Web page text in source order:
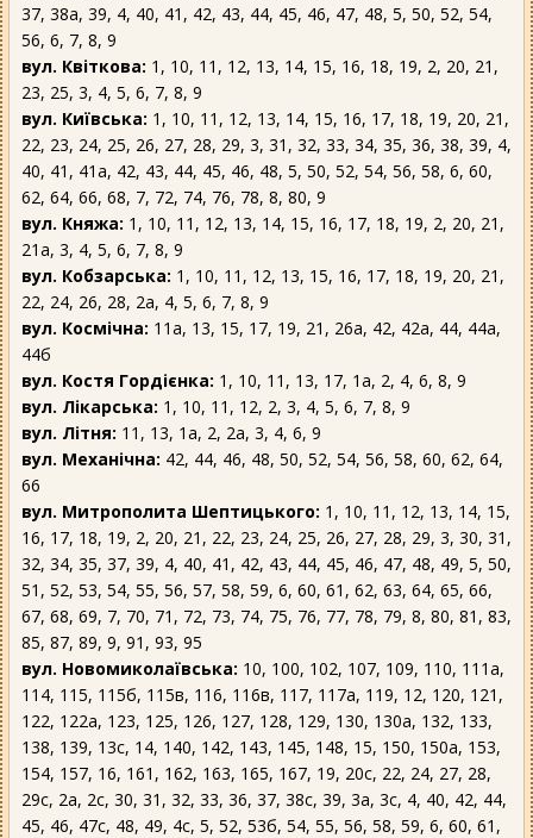
37, 38а, 39, 4, 40, 41, 42, 43, 44, 45, 46, 47, 48, 5, 50, 52, 54,
56, 6, 7, 8, 9
вул. Квіткова: 1, 10, 11, 12, 13, 14, 15, 16, 18, 19, 2, 20, 21,
23, 25, 3, 4, 5, 6, 7, 8, 9
вул. Київська: 1, 10, 11, 12, 13, 14, 15, 16, 17, 18, 19, 20, 21,
22, 23, 24, 25, 26, 27, 28, 29, 3, 31, 32, 33, 34, 35, 36, 38, 39, 4,
40, 41, 41а, 42, 43, 44, 45, 46, 48, 5, 50, 52, 54, 56, 58, 6, 60,
62, 64, 66, 68, 7, 72, 74, 76, 78, 8, 80, 9
вул. Княжа: 1, 10, 11, 12, 13, 14, 15, 16, 17, 18, 19, 2, 20, 21,
21а, 3, 4, 5, 6, 7, 8, 9
вул. Кобзарська: 1, 10, 11, 12, 13, 15, 16, 17, 18, 19, 20, 21,
22, 24, 26, 28, 2а, 4, 5, 6, 7, 8, 9
вул. Космічна: 11а, 13, 15, 17, 19, 21, 26а, 42, 42а, 44, 44а,
44б
вул. Костя Гордієнка: 1, 10, 11, 13, 17, 1а, 2, 4, 6, 8, 9
вул. Лікарська: 1, 10, 11, 12, 2, 3, 4, 5, 6, 7, 8, 9
вул. Літня: 11, 13, 1а, 2, 2а, 3, 4, 6, 9
вул. Механічна: 42, 44, 46, 48, 50, 52, 54, 56, 58, 60, 62, 64,
66
вул. Митрополита Шептицького: 1, 10, 11, 12, 13, 14, 15,
16, 17, 18, 19, 2, 20, 21, 22, 23, 24, 25, 26, 27, 28, 29, 3, 30, 31,
32, 34, 35, 37, 39, 4, 40, 41, 42, 43, 44, 45, 46, 47, 48, 49, 5, 50,
51, 52, 53, 54, 55, 56, 57, 58, 59, 6, 60, 61, 62, 63, 64, 65, 66,
67, 68, 69, 7, 70, 71, 72, 73, 74, 75, 76, 77, 78, 79, 8, 80, 81, 83,
85, 87, 89, 9, 91, 93, 95
вул. Новомиколаївська: 10, 100, 102, 107, 109, 110, 111а,
114, 115, 115б, 115в, 116, 116в, 117, 117а, 119, 12, 120, 121,
122, 122а, 123, 125, 126, 127, 128, 129, 130, 130а, 132, 133,
138, 139, 13с, 14, 140, 142, 143, 145, 148, 15, 150, 150а, 153,
154, 157, 16, 161, 162, 163, 165, 167, 19, 20с, 22, 24, 27, 28,
29с, 2а, 2с, 30, 31, 32, 33, 36, 37, 38с, 39, 3а, 3с, 4, 40, 42, 44,
45, 46, 47с, 48, 49, 4с, 5, 52, 53б, 54, 55, 56, 58, 59, 6, 60, 61,